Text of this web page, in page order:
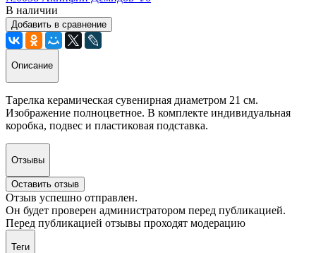
В наличии
Добавить в сравнение
Описание
Тарелка керамическая сувенирная диаметром 21 см.
Изображение полноцветное. В комплекте индивидуальная
коробка, подвес и пластиковая подставка.
Отзывы
Оставить отзыв
Отзыв успешно отправлен.
Он будет проверен администратором перед публикацией.
Перед публикацией отзывы проходят модерацию
Теги